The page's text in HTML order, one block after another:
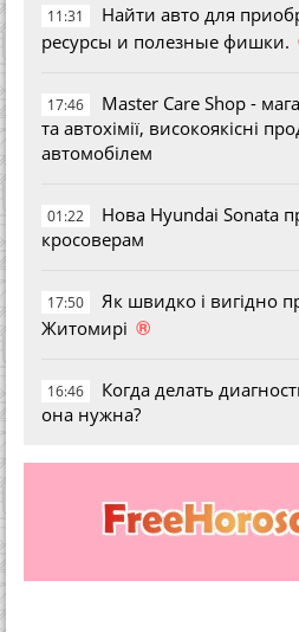
11:31
Найти авто для
ресурсы и полезные фишки.
17:46
Master Care Shop -
та автохімії, високоякісні
автомобілем
01:22
Нова Hyundai Sonata
кросоверам
17:50
Як швидко і вигідно
Житомирі ®
16:46
Когда делать
она нужна?